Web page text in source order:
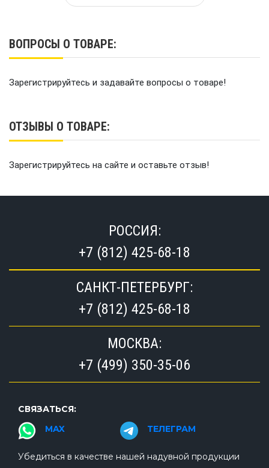
ВОПРОСЫ О ТОВАРЕ:
Зарегистрируйтесь и задавайте вопросы о товаре!
ОТЗЫВЫ О ТОВАРЕ:
Зарегистрируйтесь на сайте и оставьте отзыв!
РОССИЯ:
+7 (812) 425-68-18
САНКТ-ПЕТЕРБУРГ:
+7 (812) 425-68-18
МОСКВА:
+7 (499) 350-35-06
СВЯЗАТЬСЯ:
MAX
ТЕЛЕГРАМ
Убедиться в качестве нашей надувной продукции